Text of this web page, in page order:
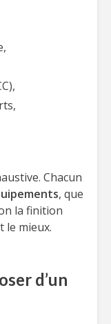
Chacun
, que
la finition
le mieux.
d’un